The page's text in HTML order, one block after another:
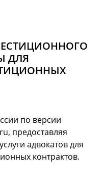
ДЛЯ
по версии
предоставляя
адвокатов для
контрактов.